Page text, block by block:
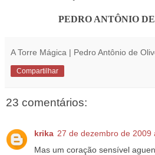
PEDRO ANTÔNIO
A Torre Mágica | Pedro Antônio de
Compartilhar
23 comentários:
krika 27 de dezembro de 2009
Mas um coração sensível